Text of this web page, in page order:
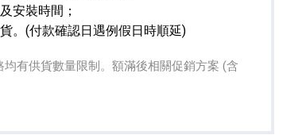
專業攝影器材 17個產品
安裝時間；
。(付款確認日遇例假日時順延)
有供貨數量限制。額滿後相關促銷方案 (含